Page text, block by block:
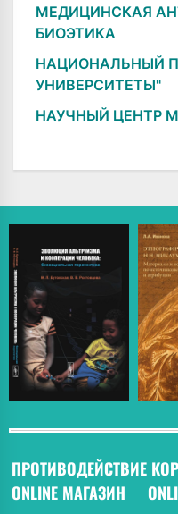
МЕДИЦИНСКАЯ
БИОЭТИКА
НАЦИОНАЛЬНЫЙ
УНИВЕРСИТЕТЫ"
НАУЧНЫЙ ЦЕНТР
ПРОТИВОДЕЙСТВИЕ
ONLINE МАГАЗИН